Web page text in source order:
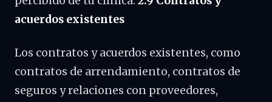
acuerdos existentes
Los contratos y acuerdos existentes, como
contratos de arrendamiento, contratos de
seguros y relaciones con proveedores,